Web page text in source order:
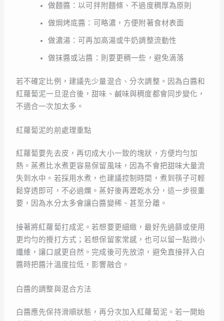
做麵醬：以可拌附麵條、不過度稠厚為原則
做焗烤底醬：可略濃，方便附著食材表面
做濃湯：可再加高湯或牛奶調整流動性
做抹醬或沾醬：則要更稠一些，避免滴落
若不確定比例，建議先少量混合、分次調整。因為白醬和
紅蘿蔔泥一旦混合後，甜味、鹹味與稠度都會同步變化，
不適合一次加太多。
紅蘿蔔泥的前處理重點
紅蘿蔔要先去皮，再切成大小一致的塊狀，方便均勻加
熱。蒸煮比水煮更容易保留風味，因為不會把甜味大量流
失到水中。若採用水煮，也建議控制時間，煮到筷子可輕
鬆穿透即可，不必過爛。蒸好後再瀝乾水分，這一步很重
要，因為水分太多會讓白醬變稀、甚至分離。
接著將紅蘿蔔打成泥。若想要更細緻，最好先過篩或使用
更均勻的攪打方式；若想保留家常感，也可以留一點微小
纖維，讓口感更自然。完成後可先放涼，避免直接拌入白
醬時把醬汁溫度拉低，影響融合。
白醬的調整與混合方法
白醬應先保持滑順狀態，再分次加入紅蘿蔔泥。若一開始